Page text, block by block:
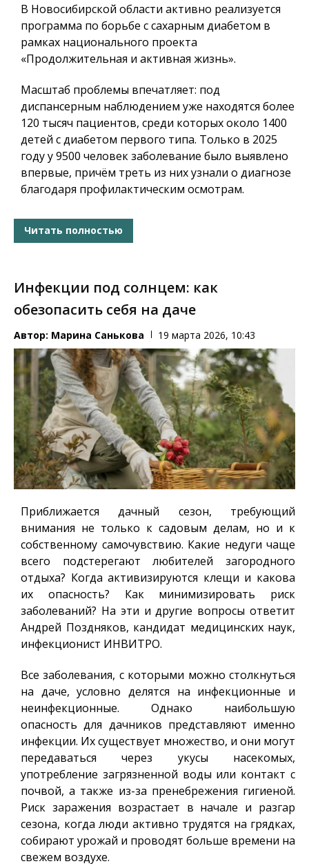
В Новосибирской области активно реализуется
программа по борьбе с сахарным диабетом в
рамках национального проекта
«Продолжительная и активная жизнь».
Масштаб проблемы впечатляет: под
диспансерным наблюдением уже находятся более
120 тысяч пациентов, среди которых около 1400
детей с диабетом первого типа. Только в 2025
году у 9500 человек заболевание было выявлено
впервые, причём треть из них узнали о диагнозе
благодаря профилактическим осмотрам.
Читать полностью
Инфекции под солнцем: как
обезопасить себя на даче
Автор: Марина Санькова 19 марта 2026, 10:43
Приближается дачный сезон, требующий
внимания не только к садовым делам, но и к
собственному самочувствию. Какие недуги чаще
всего подстерегают любителей загородного
отдыха? Когда активизируются клещи и какова
их опасность? Как минимизировать риск
заболеваний? На эти и другие вопросы ответит
Андрей Поздняков, кандидат медицинских наук,
инфекционист ИНВИТРО.
Все заболевания, с которыми можно столкнуться
на даче, условно делятся на инфекционные и
неинфекционные. Однако наибольшую
опасность для дачников представляют именно
инфекции. Их существует множество, и они могут
передаваться через укусы насекомых,
употребление загрязненной воды или контакт с
почвой, а также из-за пренебрежения гигиеной.
Риск заражения возрастает в начале и разгар
сезона, когда люди активно трудятся на грядках,
собирают урожай и проводят больше времени на
свежем воздухе.